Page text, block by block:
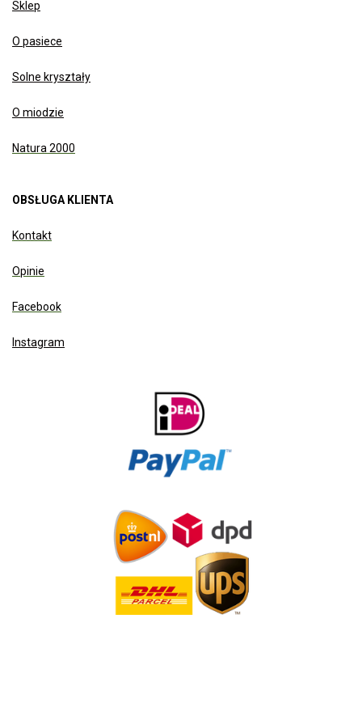
Sklep
O pasiece
Solne kryształy
O miodzie
Natura 2000
OBSŁUGA KLIENTA
Kontakt
Opinie
Facebook
Instagram